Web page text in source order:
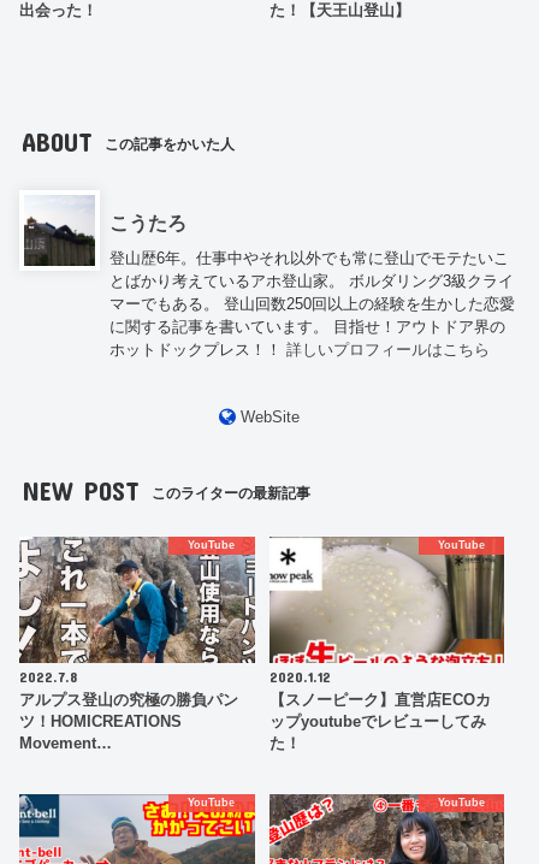
出会った！
た！【天王山登山】
ABOUT この記事をかいた人
こうたろ
登山歴6年。仕事中やそれ以外でも常に登山でモテたいこ
とばかり考えているアホ登山家。 ボルダリング3級クライ
マーでもある。 登山回数250回以上の経験を生かした恋愛
に関する記事を書いています。 目指せ！アウトドア界の
ホットドックプレス！！詳しいプロフィールはこちら
WebSite
NEW POST このライターの最新記事
YouTube
2022.7.8
アルプス登山の究極の勝負パン
ツ！HOMICREATIONS
Movement…
YouTube
2020.1.12
【スノーピーク】直営店ECOカ
ップyoutubeでレビューしてみ
た！
YouTube YouTube